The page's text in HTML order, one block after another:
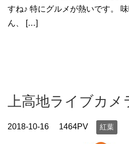
すね♪ 特にグルメが熱いです。
ん、 […]
上高地ライブカメ
2018-10-16 1464PV 紅葉